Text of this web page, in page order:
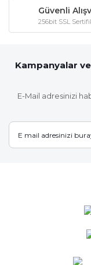
Güvenli
256bit SSL
Kampanyalar
E-Mail adresinizi